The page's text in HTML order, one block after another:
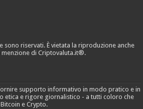
sono riservati. È vietata la riproduzione anche
menzione di Criptovaluta.it®.
supporto informativo in modo pratico e in
etica e rigore giornalistico - a tutti coloro che
e Crypto.